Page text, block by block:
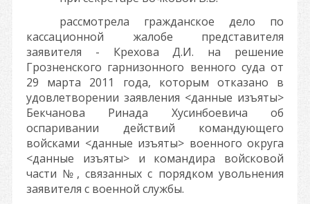
рассмотрела гражданское дело по
кассационной жалобе представителя
заявителя - Крехова Д.И. на решение
Грозненского гарнизонного венного суда от
29 марта 2011 года, которым отказано в
удовлетворении заявления <данные изъяты>
Бекчанова Ринада Хусинбоевича об
оспаривании действий командующего
войсками <данные изъяты> военного округа
<данные изъяты>и командира войсковой
части № , связанных с порядком увольнения
заявителя с военной службы.